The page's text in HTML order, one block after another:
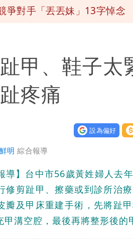
爭對手「丟丟妹」13字悼念
萬劑BNT補疫苗缺口」 徐
「洗記憶」 張彤：疫苗荒
涉貪洗錢起訴8個月首出庭 他
日降雨熱區曝 今現37度焚風
甲、鞋子
疼痛
設為偏好
鮮明 綜合報導
導】台中市56歲黃姓婦人
修剪趾甲、擦藥或到診所治
瓣及甲床重建手術，先將趾
溝空腔，最後再將整形後的